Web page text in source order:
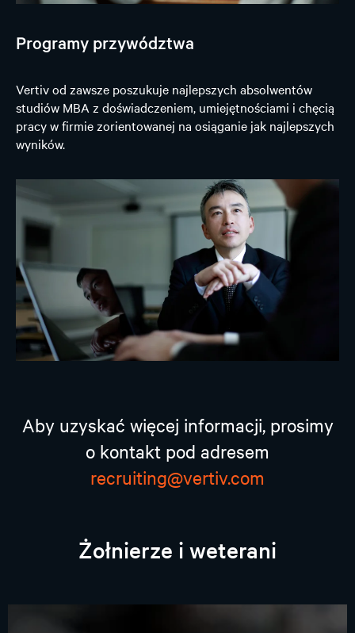
Programy przywództwa
Vertiv od zawsze poszukuje najlepszych absolwentów
studiów MBA z doświadczeniem, umiejętnościami i chęcią
pracy w firmie zorientowanej na osiąganie jak najlepszych
wyników.
Aby uzyskać więcej informacji, prosimy
o kontakt pod adresem
recruiting@vertiv.com
Żołnierze i weterani